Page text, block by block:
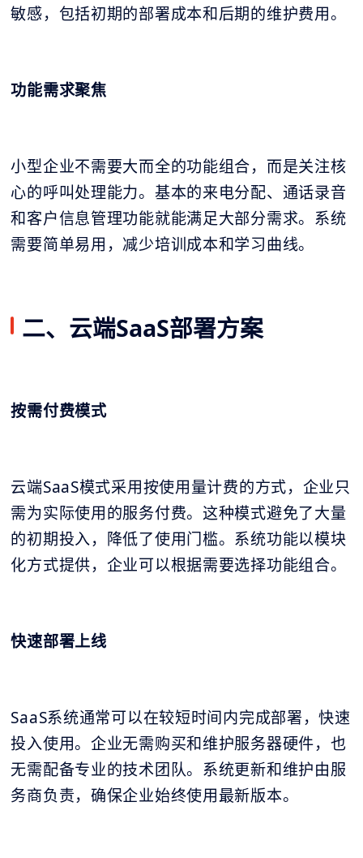
敏感，包括初期的部署成本和后期的维护费用。
功能需求聚焦
小型企业不需要大而全的功能组合，而是关注核
心的呼叫处理能力。基本的来电分配、通话录音
和客户信息管理功能就能满足大部分需求。系统
需要简单易用，减少培训成本和学习曲线。
二、云端SaaS部署方案
按需付费模式
云端SaaS模式采用按使用量计费的方式，企业只
需为实际使用的服务付费。这种模式避免了大量
的初期投入，降低了使用门槛。系统功能以模块
化方式提供，企业可以根据需要选择功能组合。
快速部署上线
SaaS系统通常可以在较短时间内完成部署，快速
投入使用。企业无需购买和维护服务器硬件，也
无需配备专业的技术团队。系统更新和维护由服
务商负责，确保企业始终使用最新版本。